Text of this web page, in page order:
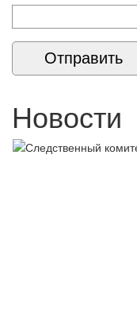
Новости